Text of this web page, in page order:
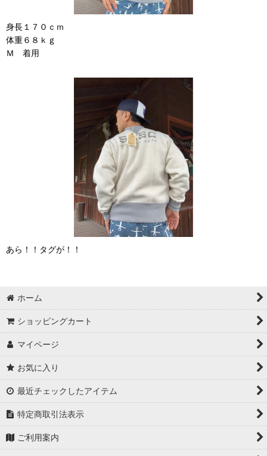
身長１７０ｃｍ
体重６８ｋｇ
Ｍ 着用
あら！！タグが！！
ホーム
ショッピングカート
マイページ
お気に入り
最近チェックしたアイテム
特定商取引法表示
ご利用案内